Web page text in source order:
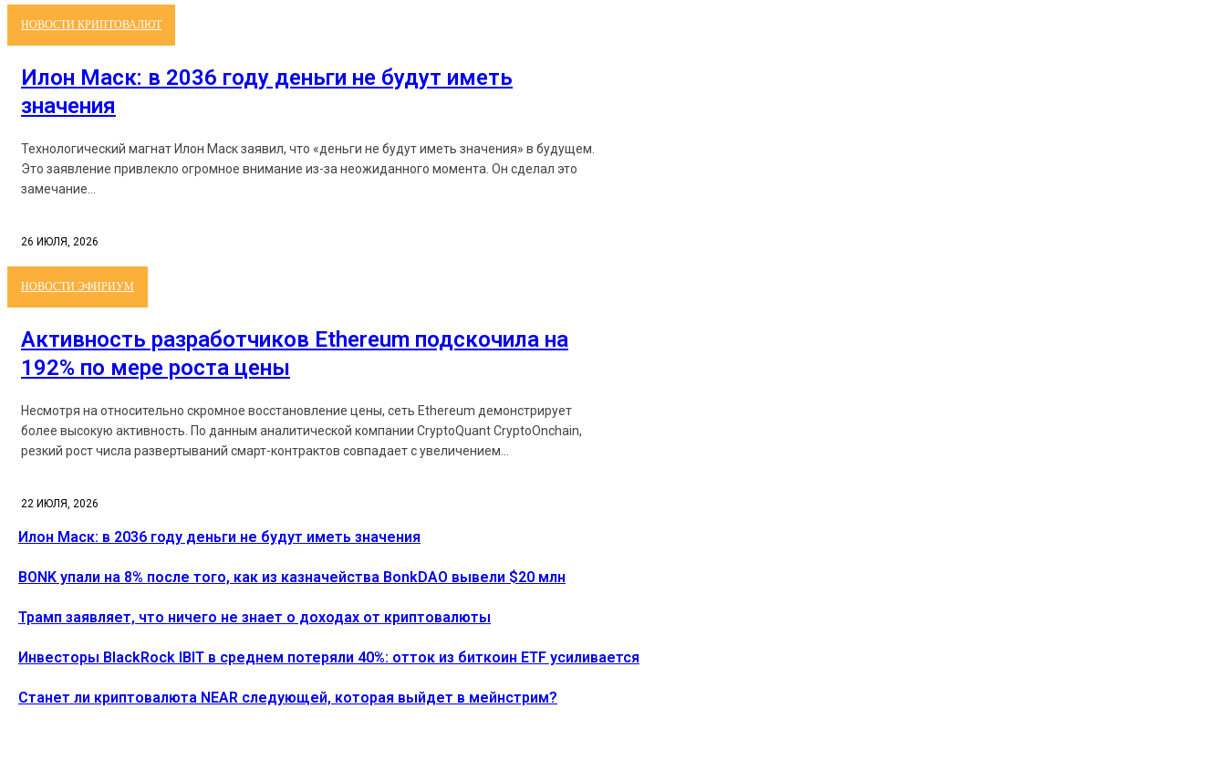
НОВОСТИ КРИПТОВАЛЮТ
Илон Маск: в 2036 году деньги не будут иметь
значения
Технологический магнат Илон Маск заявил, что «деньги не будут иметь значения» в будущем.
Это заявление привлекло огромное внимание из-за неожиданного момента. Он сделал это
замечание...
26 ИЮЛЯ, 2026
НОВОСТИ ЭФИРИУМ
Активность разработчиков Ethereum подскочила на
192% по мере роста цены
Несмотря на относительно скромное восстановление цены, сеть Ethereum демонстрирует
более высокую активность. По данным аналитической компании CryptoQuant CryptoOnchain,
резкий рост числа развертываний смарт-контрактов совпадает с увеличением...
22 ИЮЛЯ, 2026
Илон Маск: в 2036 году деньги не будут иметь значения
BONK упали на 8% после того, как из казначейства BonkDAO вывели $20 млн
Трамп заявляет, что ничего не знает о доходах от криптовалюты
Инвесторы BlackRock IBIT в среднем потеряли 40%: отток из биткоин ETF усиливается
Станет ли криптовалюта NEAR следующей, которая выйдет в мейнстрим?